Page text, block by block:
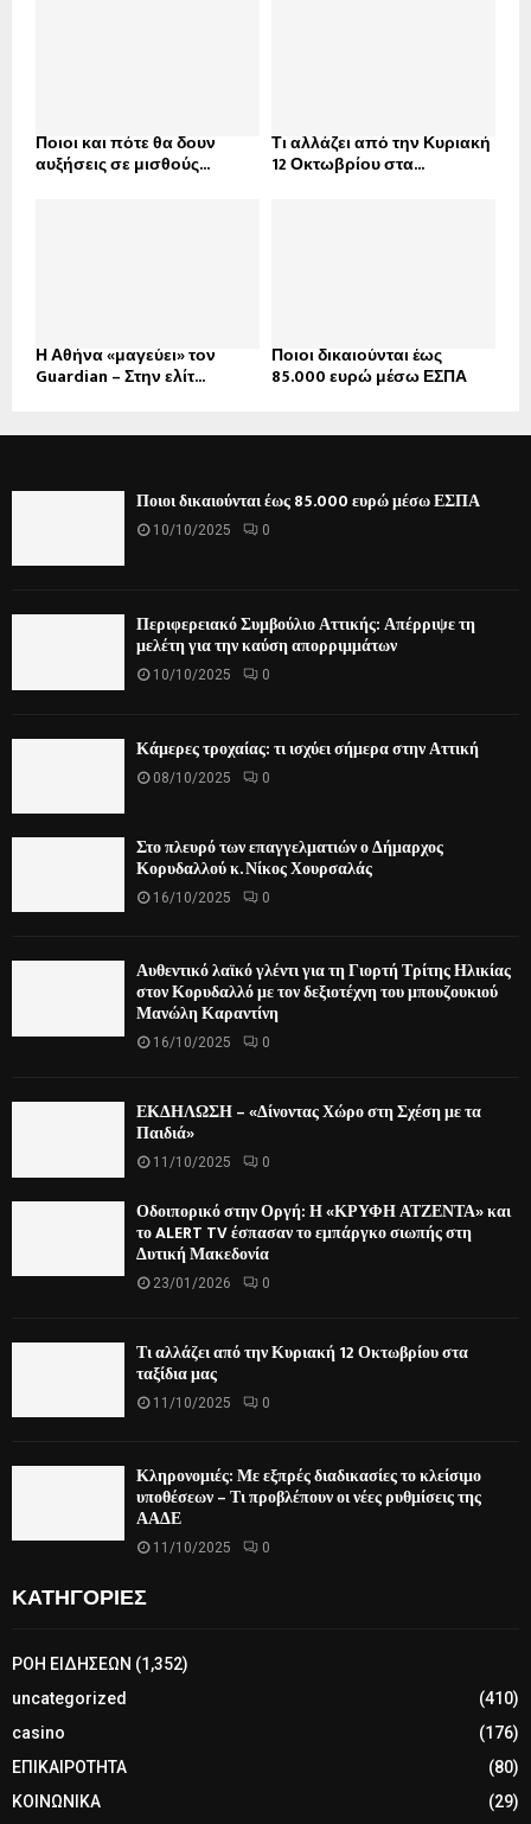
Ποιοι και πότε θα δουν
αυξήσεις σε μισθούς...
Τι αλλάζει από την Κυριακή
12 Οκτωβρίου στα...
Η Αθήνα «μαγεύει» τον
Guardian – Στην ελίτ...
Ποιοι δικαιούνται έως
85.000 ευρώ μέσω ΕΣΠΑ
Ποιοι δικαιούνται έως 85.000 ευρώ μέσω ΕΣΠΑ
10/10/2025 0
Περιφερειακό Συμβούλιο Αττικής: Απέρριψε τη
μελέτη για την καύση απορριμμάτων
10/10/2025 0
Κάμερες τροχαίας: τι ισχύει σήμερα στην Αττική
08/10/2025 0
Στο πλευρό των επαγγελματιών ο Δήμαρχος
Κορυδαλλού κ. Νίκος Χουρσαλάς
16/10/2025 0
Αυθεντικό λαϊκό γλέντι για τη Γιορτή Τρίτης Ηλικίας
στον Κορυδαλλό με τον δεξιοτέχνη του μπουζουκιού
Μανώλη Καραντίνη
16/10/2025 0
ΕΚΔΗΛΩΣΗ – «Δίνοντας Χώρο στη Σχέση με τα
Παιδιά»
11/10/2025 0
Οδοιπορικό στην Οργή: Η «ΚΡΥΦΗ ΑΤΖΕΝΤΑ» και
το ALERT TV έσπασαν το εμπάργκο σιωπής στη
Δυτική Μακεδονία
23/01/2026 0
Τι αλλάζει από την Κυριακή 12 Οκτωβρίου στα
ταξίδια μας
11/10/2025 0
Κληρονομιές: Με εξπρές διαδικασίες το κλείσιμο
υποθέσεων – Τι προβλέπουν οι νέες ρυθμίσεις της
ΑΑΔΕ
11/10/2025 0
ΚΑΤΗΓΟΡΙΕΣ
ΡΟΗ ΕΙΔΗΣΕΩΝ (1,352)
uncategorized
(410)
casino
(176)
ΕΠΙΚΑΙΡΟΤΗΤΑ
(80)
ΚΟΙΝΩΝΙΚΑ
(29)